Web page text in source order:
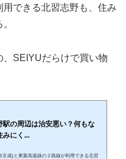
できる北習志野も、住み
SEIYUだらけで買い物
駅の周辺は治安悪い？何もな
みにく...
成)と東葉高速線の２路線が利用できる北習